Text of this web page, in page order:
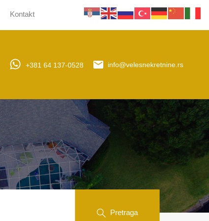
Upravljanje nekretninama Obaveštenja Kontakt
Kontakt
+381 64 137-0528 info@velesnekretnine.rs
Pretraga